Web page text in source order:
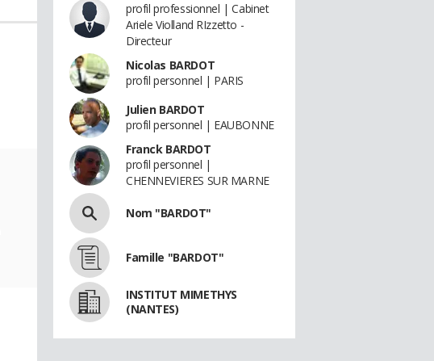
profil professionnel | Cabinet
Ariele Violland RIzzetto -
Directeur
Nicolas BARDOT
profil personnel | PARIS
Julien BARDOT
profil personnel | EAUBONNE
Franck BARDOT
profil personnel |
CHENNEVIERES SUR MARNE
Nom "BARDOT"
Famille "BARDOT"
INSTITUT MIMETHYS
(NANTES)